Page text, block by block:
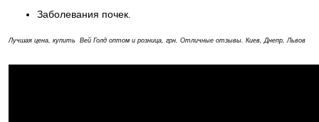
Заболевания почек.
Лучшая цена, купить Вей Голд оптом и розница, грн. Отличные отзывы. Киев, Днепр, Львов